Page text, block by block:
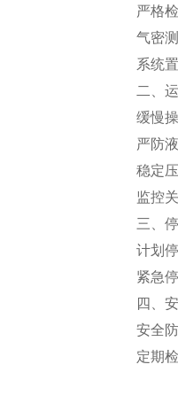
严格
气密
系统
二、
缓慢
严防
稳定
监控
三、
计划
紧急
四、
安全
定期